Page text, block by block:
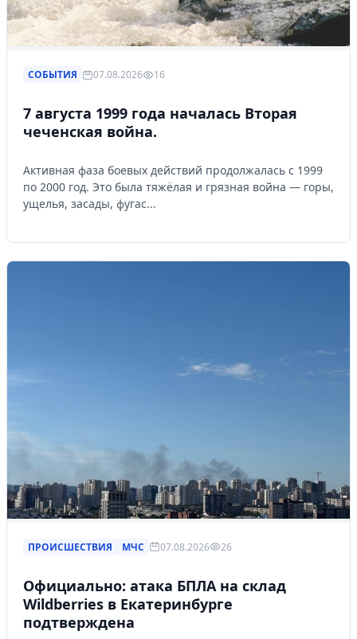
СОБЫТИЯ 07.08.2026 16
7 августа 1999 года началась Вторая
чеченская война.
Активная фаза боевых действий продолжалась с 1999
по 2000 год. Это была тяжёлая и грязная война — горы,
ущелья, засады, фугас...
ПРОИСШЕСТВИЯ МЧС 07.08.2026 26
Официально: атака БПЛА на склад
Wildberries в Екатеринбурге
подтверждена